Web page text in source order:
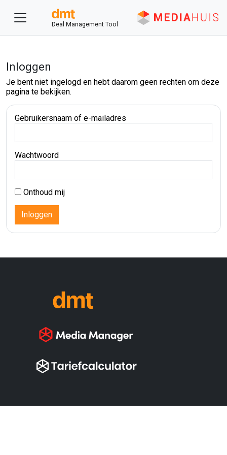
Deal Management Tool
Inloggen
Je bent niet ingelogd en hebt daarom geen rechten om deze
pagina te bekijken.
Gebruikersnaam of e-mailadres
Wachtwoord
Onthoud mij